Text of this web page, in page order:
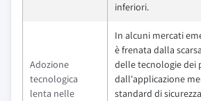
inferiori.
Adozione
tecnologica
lenta nelle
In alcuni mercati
è frenata dalla
delle tecnologie dei
dall'applicazione
standard di